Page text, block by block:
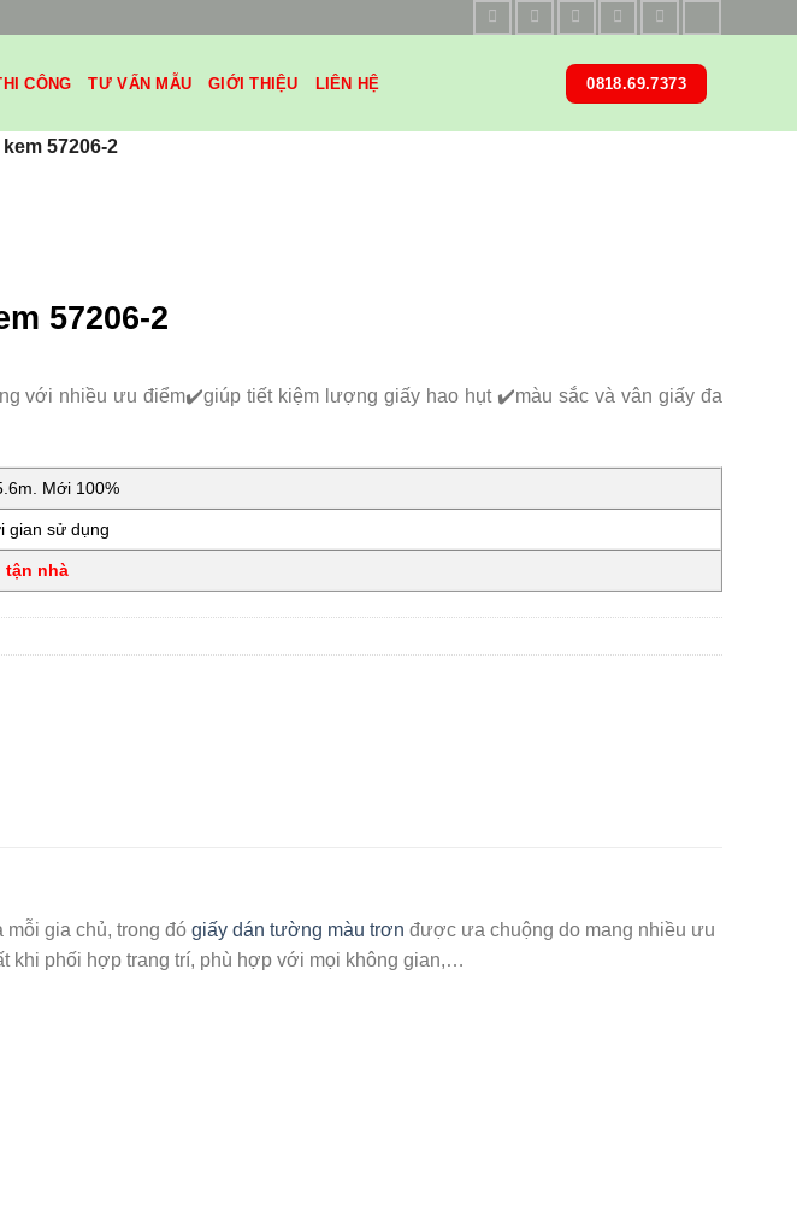
CÔNG TƯ VẤN MẪU GIỚI THIỆU LIÊN HỆ 0818.69.7373
57206-2
57206-2
với nhiều ưu điểm✔️giúp tiết kiệm lượng giấy hao hụt ✔️màu sắc và vân giấy đa
Mới 100%
gian sử dụng
tận nhà
gia chủ, trong đó giấy dán tường màu trơn được ưa chuộng do mang nhiều ưu
khi phối hợp trang trí, phù hợp với mọi không gian,…